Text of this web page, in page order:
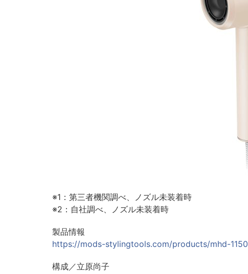
※1：第三者機関調べ、ノズル未装着時
※2：自社調べ、ノズル未装着時
製品情報
https://mods-stylingtools.com/products/mhd-1150
構成／立原尚子